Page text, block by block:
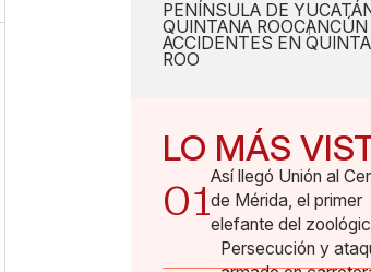
PENÍNSULA DE
QUINTANA ROOCANCÚN
ACCIDENTES EN
ROO
LO MÁS
01Así llegó Unión al
de Mérida, el primer
elefante del
Persecución y